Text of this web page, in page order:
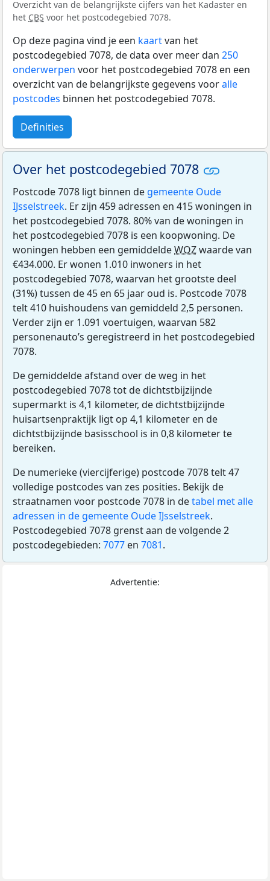
Overzicht van de belangrijkste cijfers van het Kadaster en
het CBS voor het postcodegebied 7078.
Op deze pagina vind je een kaartvan het
postcodegebied 7078, de data over meer dan 250
onderwerpen voor het postcodegebied 7078 en een
overzicht van de belangrijkste gegevens vooralle
postcodes binnen het postcodegebied 7078.
Definities
Over het postcodegebied 7078
Postcode 7078 ligt binnen de gemeente Oude
IJsselstreek. Er zijn 459 adressen en 415 woningen in
het postcodegebied 7078. 80% van de woningen in
het postcodegebied 7078 is een koopwoning. De
woningen hebben een gemiddeldeWOZwaarde van
€434.000. Er wonen 1.010 inwoners in het
postcodegebied 7078, waarvan het grootste deel
(31%) tussen de 45 en 65 jaar oud is. Postcode 7078
telt 410 huishoudens van gemiddeld 2,5 personen.
Verder zijn er 1.091 voertuigen, waarvan 582
personenauto’s geregistreerd in het postcodegebied
7078.
De gemiddelde afstand over de weg in het
postcodegebied 7078 tot de dichtstbijzijnde
supermarkt is 4,1 kilometer, de dichtstbijzijnde
huisartsenpraktijk ligt op 4,1 kilometer en de
dichtstbijzijnde basisschool is in 0,8 kilometer te
bereiken.
De numerieke (viercijferige) postcode 7078 telt 47
volledige postcodes van zes posities. Bekijk de
straatnamen voor postcode 7078 in detabel met alle
adressen in de gemeente Oude IJsselstreek.
Postcodegebied 7078 grenst aan de volgende 2
postcodegebieden: 7077 en 7081.
Advertentie: